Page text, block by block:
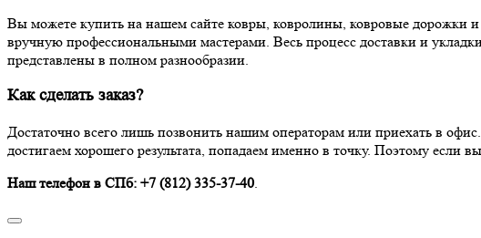
Вы можете купить на нашем сайте ковры, ковролины, ковровые дорожки
вручную профессиональными мастерами. Весь процесс доставки и
представлены в полном разнообразии.
Как сделать заказ?
Достаточно всего лишь позвонить нашим операторам или приехать в
достигаем хорошего результата, попадаем именно в точку. Поэтому если
Наш телефон в СПб: +7 (812) 335-37-40.